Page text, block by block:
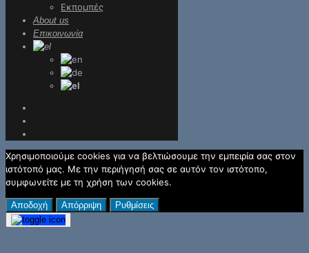
Εκπομπές
About us
Επικοινωνία
Χρησιμοποιούμε cookies για να βελτιώσουμε την εμπειρία σας στον
ιστότοπό μας. Με την περιήγησή σας σε αυτόν τον ιστότοπο,
συμφωνείτε με τη χρήση των cookies.
Αποδοχή Απόρριψη Ρυθμίσεις